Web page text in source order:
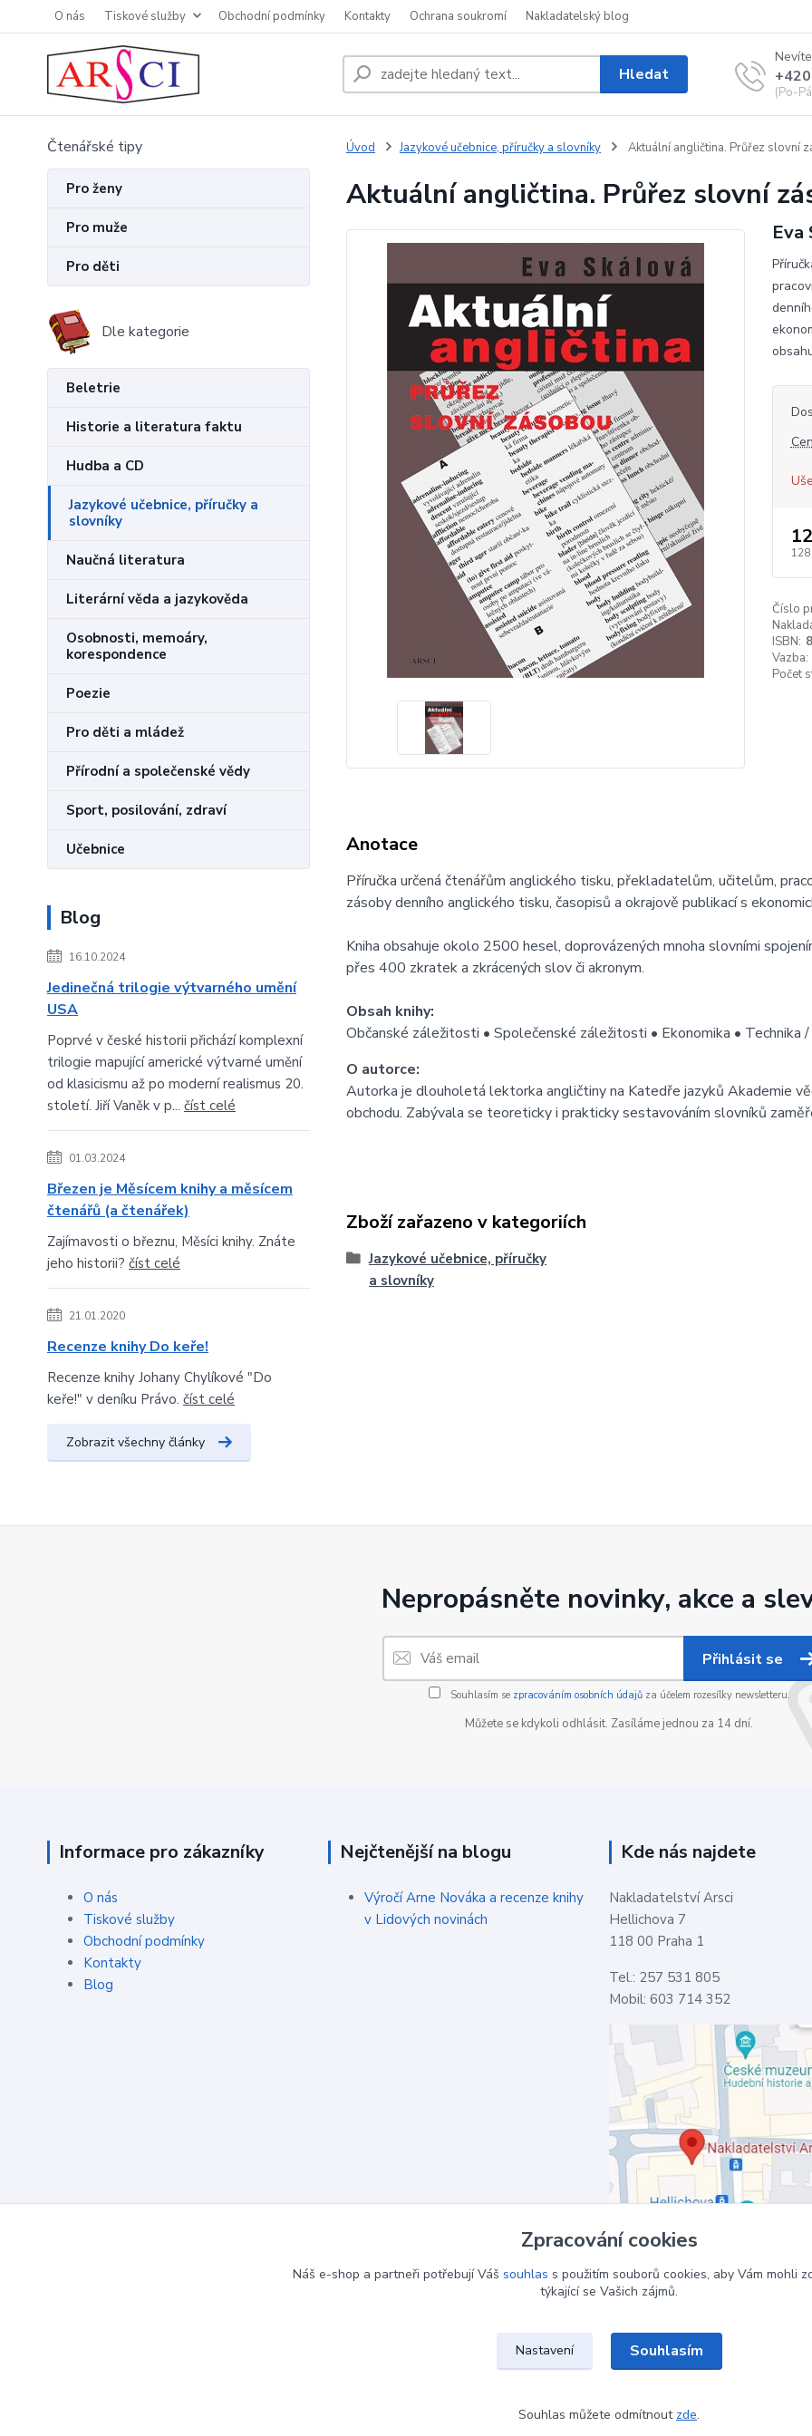
O nás Tiskové služby Obchodní podmínky Kontakty Ochrana soukromí Nakladatelský blog
Hledat
(Po-
Čtenářské tipy
Pro ženy
Pro muže
Pro děti
Dle kategorie
Beletrie
Historie a literatura faktu
Hudba a CD
Jazykové učebnice, příručky a
slovníky
Naučná literatura
Literární věda a jazykověda
Osobnosti, memoáry,
korespondence
Poezie
Pro děti a mládež
Přírodní a společenské vědy
Sport, posilování, zdraví
Učebnice
Blog
16.10.2024
Jedinečná trilogie výtvarného umění
USA
Poprvé v české historii přichází komplexní
trilogie mapující americké výtvarné umění
od klasicismu až po moderní realismus 20.
století. Jiří Vaněk v p... číst celé
01.03.2024
Březen je Měsícem knihy a měsícem
čtenářů (a čtenářek)
Zajímavosti o březnu, Měsíci knihy. Znáte
jeho historii? číst celé
21.01.2020
Recenze knihy Do keře!
Recenze knihy Johany Chylíkové "Do
keře!" v deníku Právo. číst celé
Zobrazit všechny články
Úvod Jazykové učebnice, příručky a slovníky Aktuální angličtina. Průřez slovní
Aktuální angličtina. Průřez slovní
Eva
128
Číslo
ISBN:
Vazba:
Počet
Anotace
Příručka určená čtenářům anglického tisku, překladatelům, učitelům,
zásoby denního anglického tisku, časopisů a okrajově publikací s
Kniha obsahuje okolo 2500 hesel, doprovázených mnoha slovními
přes 400 zkratek a zkrácených slov či akronym.
Obsah knihy:
Občanské záležitosti • Společenské záležitosti • Ekonomika • Technika
O autorce:
Autorka je dlouholetá lektorka angličtiny na Katedře jazyků Akademie
obchodu. Zabývala se teoreticky i prakticky sestavováním slovníků
Zboží zařazeno v kategoriích
Jazykové učebnice, příručky
a slovníky
Nepropásněte novinky, akce a
Přihlásit se
Souhlasím se zpracováním osobních údajůza účelem rozesílky newsletteru.
Můžete se kdykoli odhlásit. Zasíláme jednou za 14 dní.
Informace pro zákazníky
O nás
Tiskové služby
Obchodní podmínky
Kontakty
Blog
Nejčtenější na blogu
Výročí Arne Nováka a recenze knihy
v Lidových novinách
Kde nás najdete
Nakladatelství Arsci
Hellichova 7
118 00 Praha 1
Tel.: 257 531 805
Mobil: 603 714 352
Zpracování cookies
Náš e-shop a partneři potřebují Váš souhlas s použitím souborů cookies, aby Vám mohli
týkající se Vašich zájmů.
Nastavení Souhlasím
Souhlas můžete odmítnout zde.